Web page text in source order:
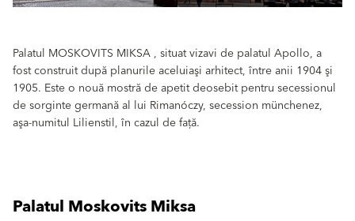
Palatul MOSKOVITS MIKSA , situat vizavi de palatul Apollo, a
fost construit după planurile aceluiaşi arhitect, între anii 1904 şi
1905. Este o nouă mostră de apetit deosebit pentru secessionul
de sorginte germană al lui Rimanóczy, secession münchenez,
aşa-numitul Lilienstil, în cazul de faţă.
Palatul Moskovits Miksa